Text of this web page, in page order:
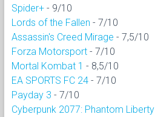
Spider+ - 9/10
Lords of the Fallen - 7/10
Assassin's Creed Mirage - 7,5/10
Forza Motorsport - 7/10
Mortal Kombat 1 - 8,5/10
EA SPORTS FC 24 - 7/10
Payday 3 - 7/10
Cyberpunk 2077: Phantom Liberty